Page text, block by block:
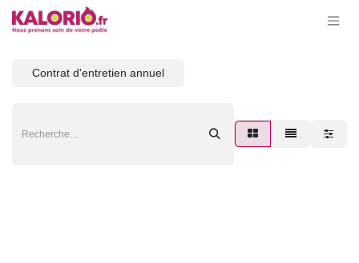
Se rendre au contenu
Contrat d'entretien annuel